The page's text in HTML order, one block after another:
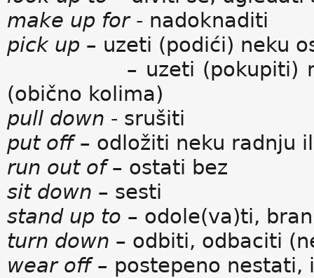
make up for- nadoknaditi
pick up – uzeti (podići) neku
– uzeti (pokupiti) neku
(obično kolima)
pull down - srušiti
put off– odložiti neku radnju
run out of– ostati bez
sit down – sesti
stand up to – odole(va)ti,
turn down – odbiti, odbaciti
wear off– postepeno nestati,